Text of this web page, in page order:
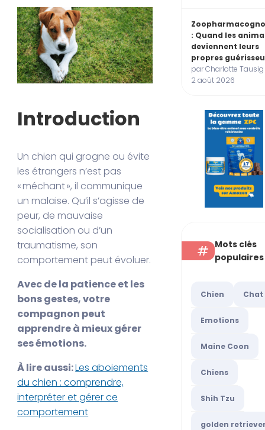
Introduction
Un chien qui grogne ou évite
les étrangers n’est pas
« méchant », il communique
un malaise. Qu’il s’agisse de
peur, de mauvaise
socialisation ou d’un
traumatisme, son
comportement peut évoluer.
Avec de la patience et les
bons gestes, votre
compagnon peut
apprendre à mieux gérer
ses émotions.
À lire aussi:Les aboiements
du chien : comprendre,
interpréter et gérer ce
comportement
: Quand les
deviennent leurs
propres
par Charlotte Tausig
2 août 2026
Mots clés
populaires
Chien Chat
Emotions
Maine Coon
Chiens
Shih Tzu
golden